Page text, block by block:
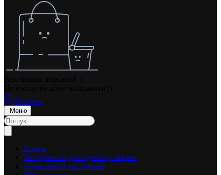
Головна
Меню
Всюди
Інструменти для грумінгу тварин
Будівельний інструмент